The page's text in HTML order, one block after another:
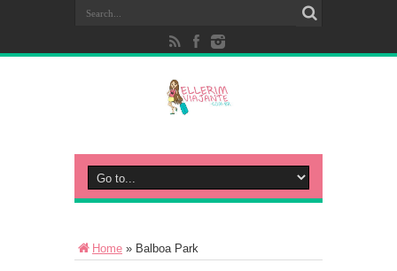
Home » Balboa Park